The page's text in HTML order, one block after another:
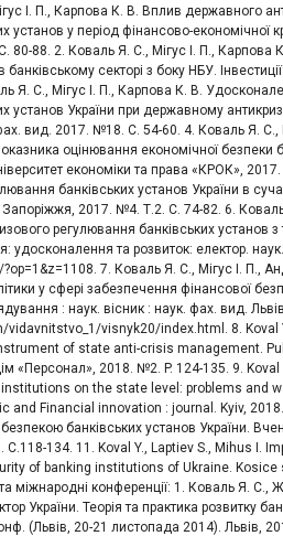
І. П., Карпова К. В. Вплив державного
установ у період фінансово-економічної
88. 2. Коваль Я. С., Мігус І. П., Карпова
банківському секторі з боку НБУ.
Я. С., Мігус І. П., Карпова К. В.
установ України при державному
вид. 2017. №18. С. 54-60. 4. Коваль Я.
оцінювання економічної безпеки
економіки та права «КРОК»,
банківських установ України в
2017. №4. Т.2. С. 74-82. 6.
регулювання банківських установ
удосконалення та розвиток: електор.
7. Коваль Я. С., Мігус І. П.,
у сфері забезпечення фінансової
: наук. вісник : наук. фах. вид.
vidavnitstvo_1/visnyk20/index.html. 8.
of state anti-crisis management.
«Персонал», 2018. №2. P. 124-135. 9.
on the state level: problems and
and Financial innovation : journal. Kyiv,
банківських установ України.
С.118-134. 11. Koval Y., Laptiev S., Mihus I.
of banking institutions of Ukraine. Kosice
та міжнародні конференції: 1. Коваль Я.
України. Теорія та практика розвитку
(Львів, 20-21 листопада 2014). Львів,